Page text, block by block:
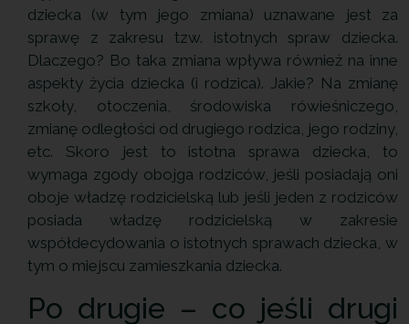
dziecka (w tym jego zmiana) uznawane jest za
sprawę z zakresu tzw. istotnych spraw dziecka.
Dlaczego? Bo taka zmiana wpływa również na inne
aspekty życia dziecka (i rodzica). Jakie? Na zmianę
szkoły, otoczenia, środowiska rówieśniczego,
zmianę odległości od drugiego rodzica, jego rodziny,
etc. Skoro jest to istotna sprawa dziecka, to
wymaga zgody obojga rodziców, jeśli posiadają oni
oboje władzę rodzicielską lub jeśli jeden z rodziców
posiada władzę rodzicielską w zakresie
współdecydowania o istotnych sprawach dziecka, w
tym o miejscu zamieszkania dziecka.
Po drugie – co jeśli drugi